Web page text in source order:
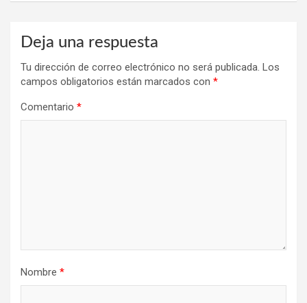
Deja una respuesta
Tu dirección de correo electrónico no será publicada. Los
campos obligatorios están marcados con *
Comentario *
Nombre *